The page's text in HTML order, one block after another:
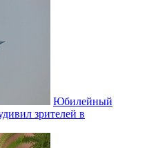
Юбилейный
зрителей в